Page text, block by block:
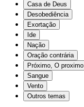
Casa de Deus
Desobediência
Exortação
Ide
Nação
Oração contrária
Próximo, O proximo
Sangue
Vento
Outros temas